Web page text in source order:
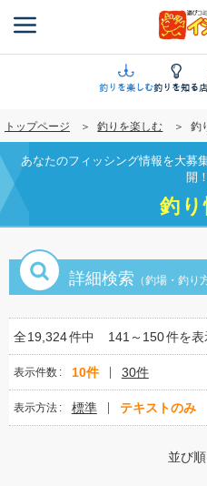
ン
に
移
動
釣りを楽しむ釣りを知る
トップページ 釣りを楽しむ 釣
あなたのフィッシング情報を大募
開
釣り
詳細検索 （釣場・釣り
全19,324件中 141～150件を表
表示件数 10件 30件
表示方法 標準 テキストのみ
並び順